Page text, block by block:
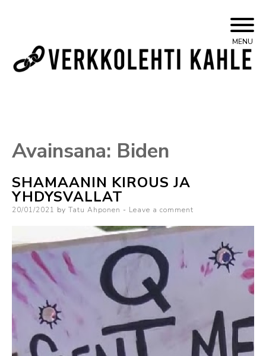
to
content
Kahle MENU
Avainsana: Biden
SHAMAANIN KIROUS JA
YHDYSVALLAT
Posted
20/01/2021 by Tatu Ahponen Leave a comment